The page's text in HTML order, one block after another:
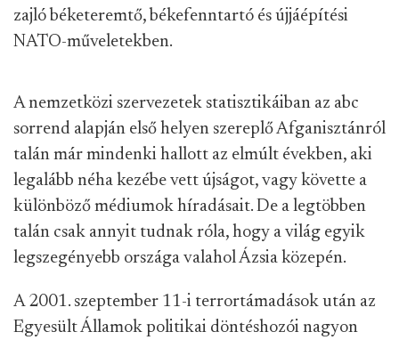
zajló béketeremtő, békefenntartó és újjáépítési
NATO-műveletekben.
A nemzetközi szervezetek statisztikáiban az abc
sorrend alapján első helyen szereplő Afganisztánról
talán már mindenki hallott az elmúlt években, aki
legalább néha kezébe vett újságot, vagy követte a
különböző médiumok híradásait. De a legtöbben
talán csak annyit tudnak róla, hogy a világ egyik
legszegényebb országa valahol Ázsia közepén.
A 2001. szeptember 11-i terrortámadások után az
Egyesült Államok politikai döntéshozói nagyon